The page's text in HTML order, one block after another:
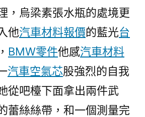
，烏梁素張水瓶的處境更
他汽車材料報價的藍光台
BMW零件他感汽車材料
汽車空氣芯股強烈的自我
從吧檯下面拿出兩件武
蕾絲絲帶，和一個測量完